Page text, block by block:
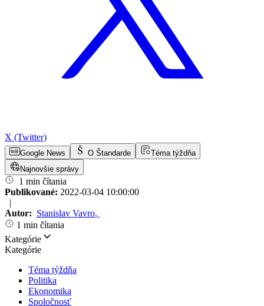
X (Twitter)
Google News O Štandarde
Téma týždňa
Najnovšie správy
1 min čítania
Publikované: 2022-03-04 10:00:00
|
Autor: Stanislav Vavro,
1 min čítania
Kategórie
Kategórie
Téma týždňa
Politika
Ekonomika
Spoločnosť